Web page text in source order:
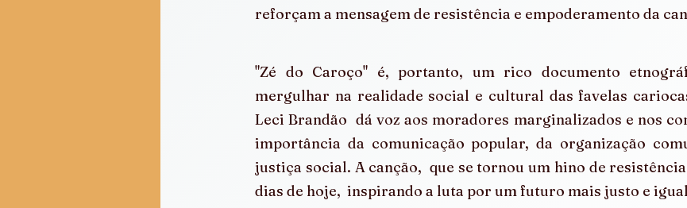
reforçam a mensagem de resistência e empoderamento da
"Zé do Caroço" é, portanto, um rico documento
mergulhar na realidade social e cultural das favelas
Leci Brandão  dá voz aos moradores marginalizados e nos
importância da comunicação popular, da organização
justiça social. A canção,  que se tornou um hino de
dias de hoje,  inspirando a luta por um futuro mais justo e